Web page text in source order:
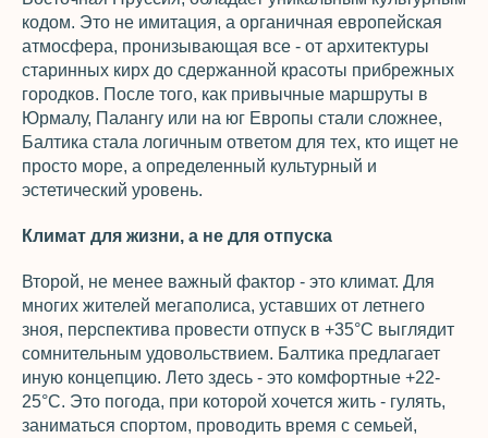
кодом. Это не имитация, а органичная европейская
атмосфера, пронизывающая все - от архитектуры
старинных кирх до сдержанной красоты прибрежных
городков. После того, как привычные маршруты в
Юрмалу, Палангу или на юг Европы стали сложнее,
Балтика стала логичным ответом для тех, кто ищет не
просто море, а определенный культурный и
эстетический уровень.
Климат для жизни, а не для отпуска
Второй, не менее важный фактор - это климат. Для
многих жителей мегаполиса, уставших от летнего
зноя, перспектива провести отпуск в +35°C выглядит
сомнительным удовольствием. Балтика предлагает
иную концепцию. Лето здесь - это комфортные +22-
25°C. Это погода, при которой хочется жить - гулять,
заниматься спортом, проводить время с семьей,